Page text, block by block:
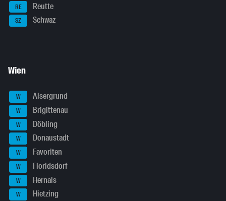
RE Reutte
SZ Schwaz
Wien
W Alsergrund
W Brigittenau
W Döbling
W Donaustadt
W Favoriten
W Floridsdorf
W Hernals
W Hietzing